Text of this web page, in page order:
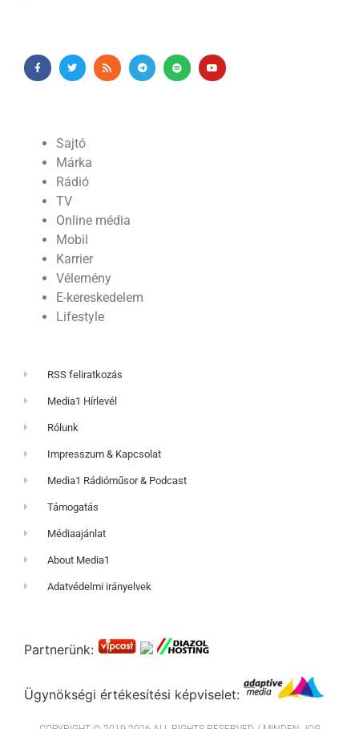
Sajtó
Márka
Rádió
TV
Online média
Mobil
Karrier
Vélemény
E-kereskedelem
Lifestyle
RSS feliratkozás
Media1 Hírlevél
Rólunk
Impresszum & Kapcsolat
Media1 Rádióműsor & Podcast
Támogatás
Médiaajánlat
About Media1
Adatvédelmi irányelvek
Partnerünk:
Ügynökségi értékesítési képviselet: